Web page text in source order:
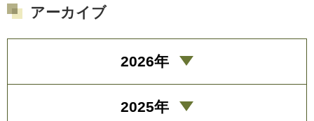
アーカイブ
2026年
2025年